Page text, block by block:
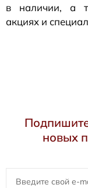
в наличии, а
акциях и
новых